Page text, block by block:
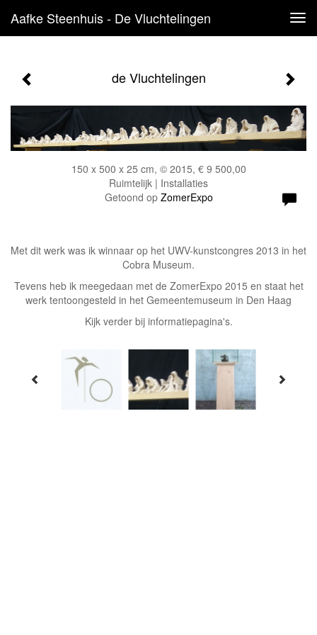
Aafke Steenhuis - De Vluchtelingen
de Vluchtelingen
150 x 500 x 25 cm, © 2015, € 9 500,00
Ruimtelijk | Installaties
Getoond op ZomerExpo
Met dit werk was ik winnaar op het UWV-kunstcongres 2013 in het
Cobra Museum.
Tevens heb ik meegedaan met de ZomerExpo 2015 en staat het
werk tentoongesteld in het Gemeentemuseum in Den Haag
Kijk verder bij informatiepagina's.